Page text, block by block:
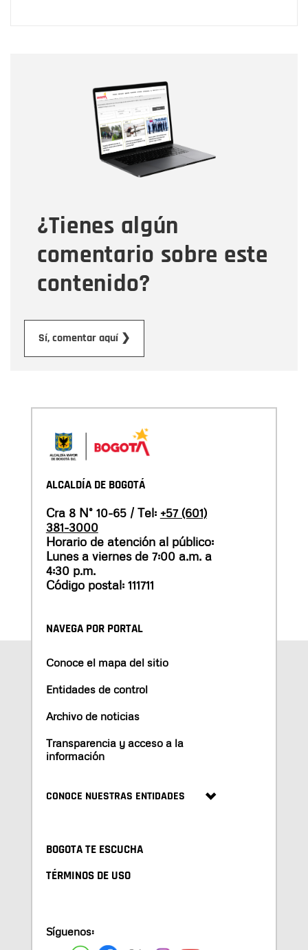
¿Tienes algún
comentario sobre este
contenido?
Sí, comentar aquí ❯
Correo electrónico
Tipo de comentario
Mensaje
ALCALDÍA DE BOGOTÁ
Cra 8 N° 10-65 / Tel: +57 (601)
381-3000
Horario de atención al público:
Lunes a viernes de 7:00 a.m. a
4:30 p.m.
Código postal: 111711
NAVEGA POR PORTAL
Conoce el mapa del sitio
Entidades de control
Archivo de noticias
Transparencia y acceso a la
información
CONOCE NUESTRAS ENTIDADES
BOGOTA TE ESCUCHA
TÉRMINOS DE USO
Síguenos: